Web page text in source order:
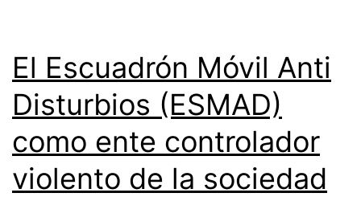
El Escuadrón Móvil Anti
Disturbios (ESMAD)
como ente controlador
violento de la sociedad